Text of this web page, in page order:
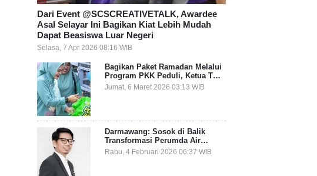
Dari Event @SCSCREATIVETALK, Awardee
Asal Selayar Ini Bagikan Kiat Lebih Mudah
Dapat Beasiswa Luar Negeri
Selasa, 7 Apr 2026 08:16 WIB
Bagikan Paket Ramadan Melalui
Program PKK Peduli, Ketua TP
PKK Kepulauan Selayar: Puasa
Adalah Ajang Melatih Kepekaan
Jumat, 6 Maret 2026 03:13 WIB
Darmawang: Sosok di Balik
Transformasi Perumda Air
Minum Tirta Tanadoang yang
Makin Inovatif
Rabu, 4 Februari 2026 06:37 WIB